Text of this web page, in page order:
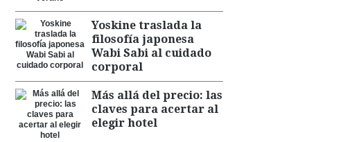
Yoskine traslada la
filosofía japonesa
Wabi Sabi al cuidado
corporal
Más allá del precio: las
claves para acertar al
elegir hotel